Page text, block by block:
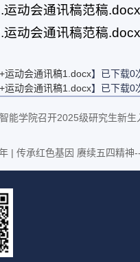
运动会通讯稿范稿.docx
运动会通讯稿范稿.docx
运动会通讯稿1.docx】已下载0
运动会通讯稿1.docx】已下载0
能学院召开2025级研究生新生
| 传承红色基因 赓续五四精神